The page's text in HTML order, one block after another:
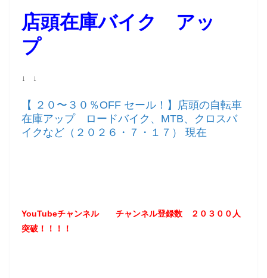
店頭在庫バイク アッ
プ
↓ ↓
【 ２０〜３０％OFF セール！】店頭の自転車
在庫アップ ロードバイク、MTB、クロスバ
イクなど（２０２６・７・１７） 現在
YouTubeチャンネル チャンネル登録数 ２０３ ００ 人
突破！！！！